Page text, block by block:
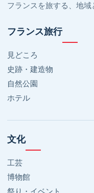
フランスを旅する、地
フランス旅行
見どころ
史跡・建造物
自然公園
ホテル
文化
工芸
博物館